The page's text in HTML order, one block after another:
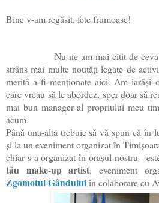
Bine v-am regăsit, fete frumoase!
Nu ne-am mai citit de ceva
strâns mai multe noutăți legate de
merită a fi menționate aici. Am iarăși
care vreau să le abordez, sper doar să
mai bun manager al propriului meu
acum.
Până una-alta trebuie să vă spun că în
și la un eveniment organizat în
chiar s-a organizat în orașul nostru -
tău make-up artist, eveniment
Zgomotul Gânduluiîn colaborare cu